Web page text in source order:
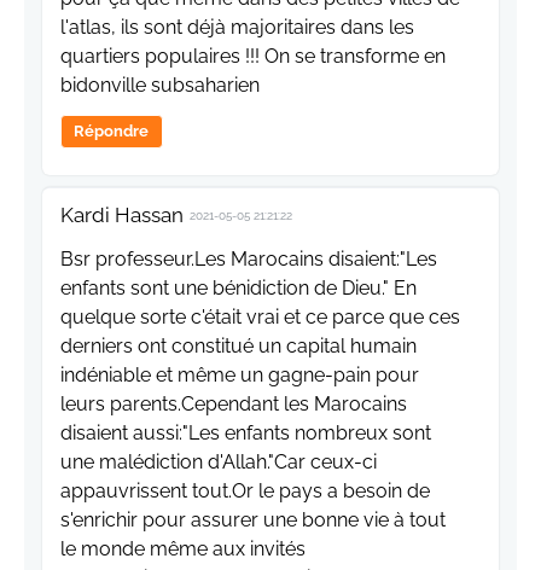
l'atlas, ils sont déjà majoritaires dans les
quartiers populaires !!! On se transforme en
bidonville subsaharien
Répondre
Kardi Hassan 2021-05-05 21:21:22
Bsr professeur.Les Marocains disaient:"Les
enfants sont une bénidiction de Dieu." En
quelque sorte c'était vrai et ce parce que ces
derniers ont constitué un capital humain
indéniable et même un gagne-pain pour
leurs parents.Cependant les Marocains
disaient aussi:"Les enfants nombreux sont
une malédiction d'Allah."Car ceux-ci
appauvrissent tout.Or le pays a besoin de
s'enrichir pour assurer une bonne vie à tout
le monde même aux invités